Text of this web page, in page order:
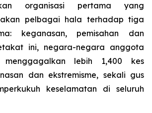
organisasi pertama yang
pelbagai hala terhadap tiga
keganasan, pemisahan dan
ini, negara-negara anggota
lebih 1,400 kes
dan ekstremisme, sekali gus
keselamatan di seluruh